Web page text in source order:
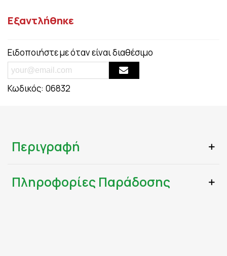
Εξαντλήθηκε
Ειδοποιήστε με όταν είναι διαθέσιμο
Κωδικός: 06832
Περιγραφή
Πληροφορίες Παράδοσης